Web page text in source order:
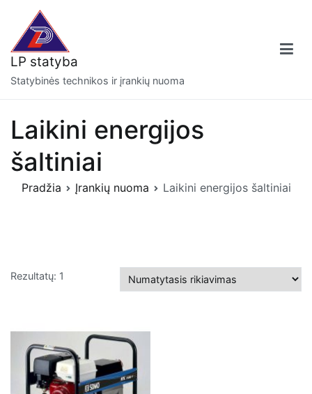
turinio
LP statyba
Statybinės technikos ir įrankių nuoma
Laikini energijos
šaltiniai
Pradžia Įrankių nuoma Laikini energijos šaltiniai
Rezultatų: 1